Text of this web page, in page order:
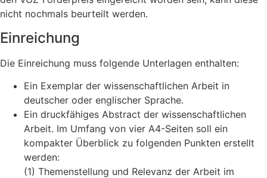
nicht nochmals beurteilt werden.
Einreichung
Die Einreichung muss folgende Unterlagen enthalten:
Ein Exemplar der wissenschaftlichen Arbeit in
deutscher oder englischer Sprache.
Ein druckfähiges Abstract der wissenschaftlichen
Arbeit. Im Umfang von vier A4-Seiten soll ein
kompakter Überblick zu folgenden Punkten erstellt
werden:
(1) Themenstellung und Relevanz der Arbeit im